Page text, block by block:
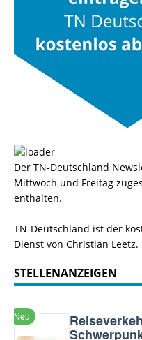
Der TN-Deutschland
Mittwoch und Freitag
enthalten.
TN-Deutschland ist der
Dienst von Christian Leetz.
STELLENANZEIGEN